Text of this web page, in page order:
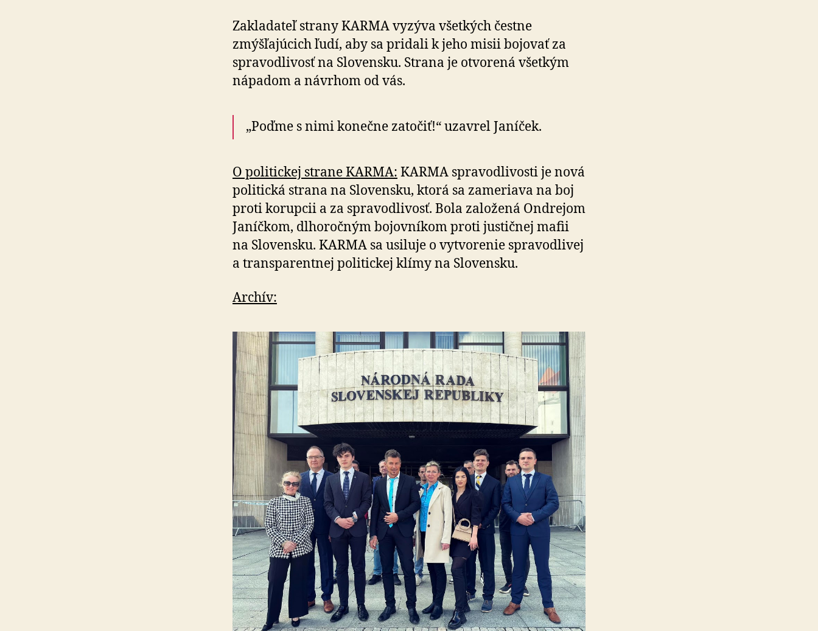
Zakladateľ strany KARMA vyzýva všetkých čestne
zmýšľajúcich ľudí, aby sa pridali k jeho misii bojovať za
spravodlivosť na Slovensku. Strana je otvorená všetkým
nápadom a návrhom od vás.
„Poďme s nimi konečne zatočiť!“ uzavrel Janíček.
O politickej strane KARMA: KARMA spravodlivosti je nová
politická strana na Slovensku, ktorá sa zameriava na boj
proti korupcii a za spravodlivosť. Bola založená Ondrejom
Janíčkom, dlhoročným bojovníkom proti justičnej mafii
na Slovensku. KARMA sa usiluje o vytvorenie spravodlivej
a transparentnej politickej klímy na Slovensku.
Archív: